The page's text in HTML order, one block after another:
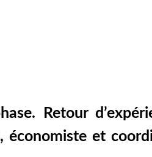
Retour
économiste et